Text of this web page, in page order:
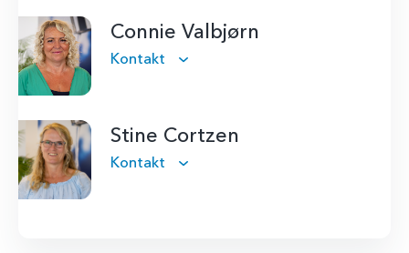
Connie Valbjørn
Kontakt
Stine Cortzen
Kontakt